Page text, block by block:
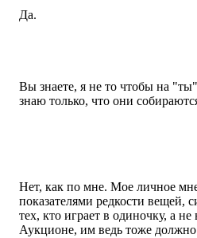
Да.
Вы знаете, я не то чтобы на
знаю только, что они
Нет, как по мне. Мое личное
показателями редкости вещей,
тех, кто играет в одиночку, а
Аукционе, им ведь тоже должно